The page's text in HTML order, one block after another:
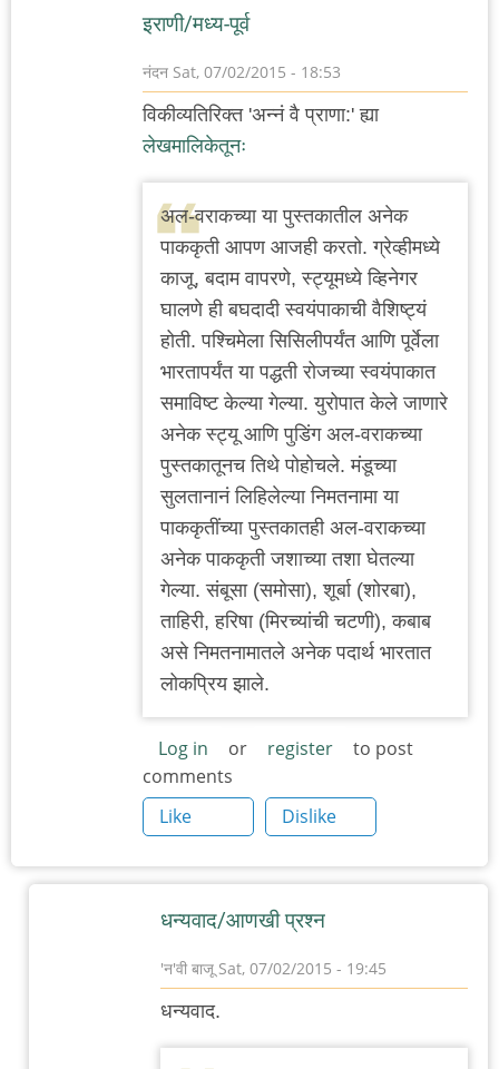
इराणी/मध्य-पूर्व
नंदन Sat, 07/02/2015 - 18:53
विकीव्यतिरिक्त 'अन्नं वै प्राणा:' ह्या
लेखमालिकेतूनः
अल-वराकच्या या पुस्तकातील अनेक
पाककृती आपण आजही करतो. ग्रेव्हीमध्ये
काजू, बदाम वापरणे, स्ट्यूमध्ये व्हिनेगर
घालणे ही बघदादी स्वयंपाकाची वैशिष्ट्यं
होती. पश्चिमेला सिसिलीपर्यंत आणि पूर्वेला
भारतापर्यंत या पद्धती रोजच्या स्वयंपाकात
समाविष्ट केल्या गेल्या. युरोपात केले जाणारे
अनेक स्ट्यू आणि पुडिंग अल-वराकच्या
पुस्तकातूनच तिथे पोहोचले. मंडूच्या
सुलतानानं लिहिलेल्या निमतनामा या
पाककृतींच्या पुस्तकातही अल-वराकच्या
अनेक पाककृती जशाच्या तशा घेतल्या
गेल्या. संबूसा (समोसा), शूर्बा (शोरबा),
ताहिरी, हरिषा (मिरच्यांची चटणी), कबाब
असे निमतनामातले अनेक पदार्थ भारतात
लोकप्रिय झाले.
Log in or register
to post
comments
Like
Dislike
धन्यवाद/आणखी प्रश्न
'न'वी बाजूSat, 07/02/2015 - 19:45
In
धन्यवाद.